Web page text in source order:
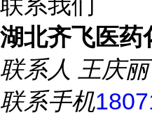
湖北齐飞医药
联系人 王庆丽
联系手机